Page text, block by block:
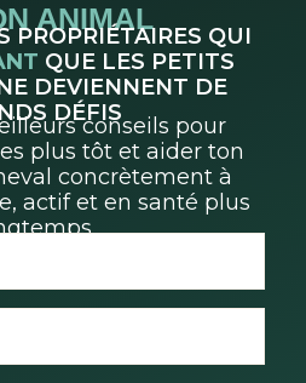
ANIMAL
PROPRIÉTAIRES QUI
QUE LES PETITS
DEVIENNENT DE
DÉFIS
conseils pour
plus tôt et aider ton
concrètement à
actif et en santé plus